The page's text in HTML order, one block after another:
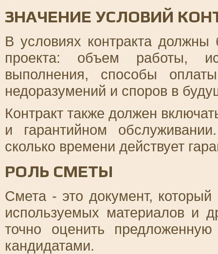
ЗНАЧЕНИЕ УСЛОВИЙ
В условиях контракта
проекта: объем работы,
выполнения, способы
недоразумений и споров в
Контракт также должен
и гарантийном
сколько времени действует
РОЛЬ СМЕТЫ
Смета - это документ, который
используемых материалов и
точно оценить
кандидатами.